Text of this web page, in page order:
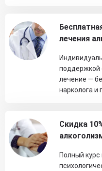
лечения
поддержкой
лечение —
нарколога и
Скидка
Полный